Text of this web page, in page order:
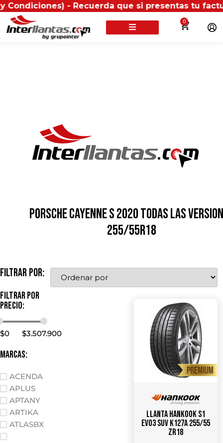
- Recuerda que si presentas tu factura
0
PORSCHE CAYENNE S 2020 TODAS LAS
255/55R18
Filtrar por:
Filtrar por
precio:
$0 $3.507.900
marcas:
ACENDA
APLUS
APTANY
ARTIKA
ATLASBX
Llanta HANKOOK S1
Evo3 SUV K127A 255/55
ZR18